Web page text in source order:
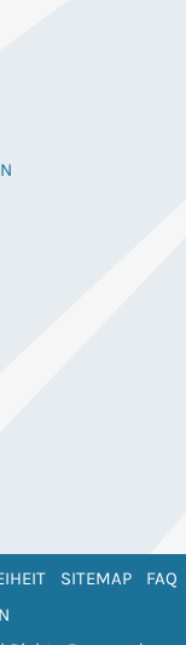
SITEMAP
FAQ